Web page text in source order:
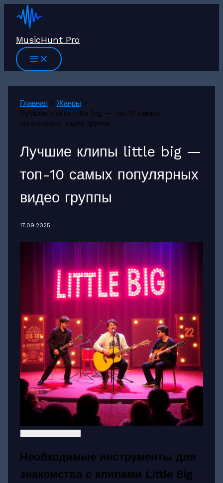
Перейти
MusicHunt Pro
Главная
Жанры
Лучшие клипы little big — топ-10 самых
популярных видео группы
Лучшие клипы little big —
топ-10 самых популярных
видео группы
17.09.2025
Необходимые инструменты для
знакомства с клипами Little Big